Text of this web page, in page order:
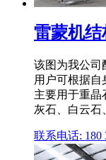
雷蒙机结
该图为我公司
用户可根据自
主要用于重晶
灰石、白云石
联系电话: 180